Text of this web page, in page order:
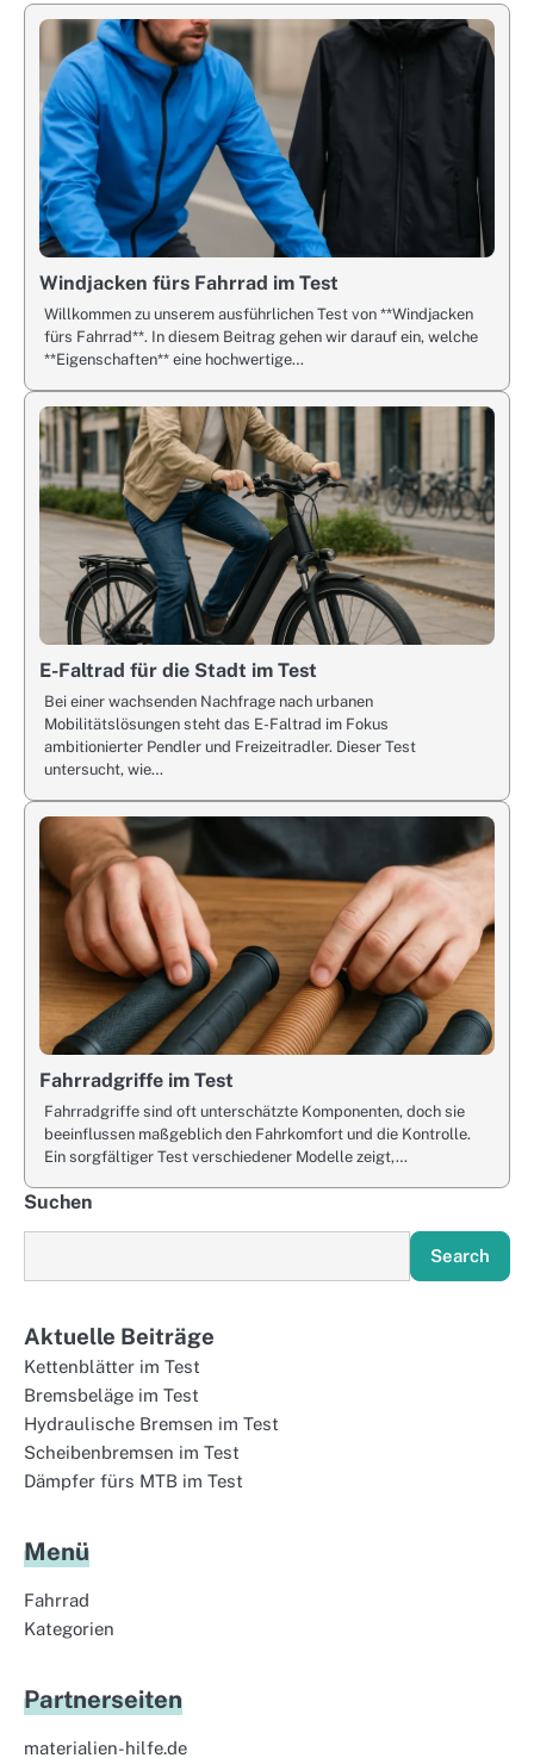
Windjacken fürs Fahrrad im Test
Willkommen zu unserem ausführlichen Test von **Windjacken
fürs Fahrrad**. In diesem Beitrag gehen wir darauf ein, welche
**Eigenschaften** eine hochwertige…
E-Faltrad für die Stadt im Test
Bei einer wachsenden Nachfrage nach urbanen
Mobilitätslösungen steht das E-Faltrad im Fokus
ambitionierter Pendler und Freizeitradler. Dieser Test
untersucht, wie…
Fahrradgriffe im Test
Fahrradgriffe sind oft unterschätzte Komponenten, doch sie
beeinflussen maßgeblich den Fahrkomfort und die Kontrolle.
Ein sorgfältiger Test verschiedener Modelle zeigt,…
Suchen
Search
Aktuelle Beiträge
Kettenblätter im Test
Bremsbeläge im Test
Hydraulische Bremsen im Test
Scheibenbremsen im Test
Dämpfer fürs MTB im Test
Menü
Fahrrad
Kategorien
Partnerseiten
materialien-hilfe.de